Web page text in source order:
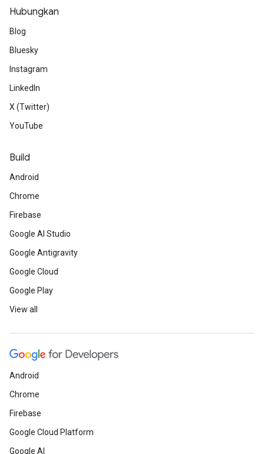
Hubungkan
Blog
Bluesky
Instagram
LinkedIn
X (Twitter)
YouTube
Build
Android
Chrome
Firebase
Google AI Studio
Google Antigravity
Google Cloud
Google Play
View all
Android
Chrome
Firebase
Google Cloud Platform
Google AI